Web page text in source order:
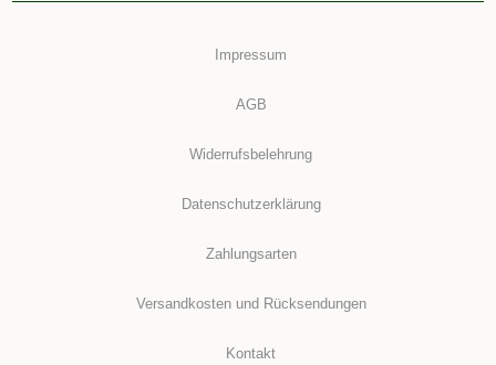
Impressum
AGB
Widerrufsbelehrung
Datenschutzerklärung
Zahlungsarten
Versandkosten und Rücksendungen
Kontakt